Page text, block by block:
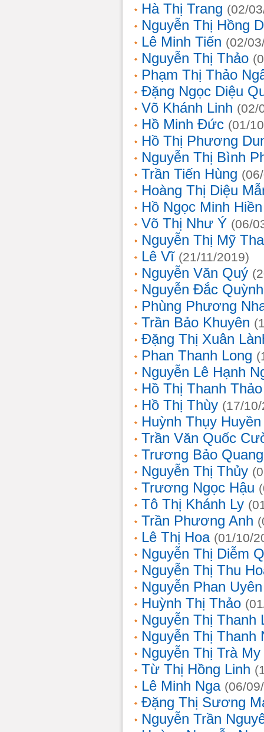
Hà Thị Trang (02/
Nguyễn Thị Hồng
Lê Minh Tiến (02/
Nguyễn Thị Thảo
Phạm Thị Thảo
Đặng Ngọc Diệu
Võ Khánh Linh (02/
Hồ Minh Đức (01/
Hồ Thị Phương
Nguyễn Thị Bình
Trần Tiến Hùng
Hoàng Thị Diệu
Hồ Ngọc Minh Hiền
Võ Thị Như Ý (06/
Nguyễn Thị Mỹ
Lê Vĩ (21/11/2019)
Nguyễn Văn Quý
Nguyễn Đắc
Phùng Phương
Trần Bảo Khuyên
Đặng Thị Xuân
Phan Thanh Long
Nguyễn Lê Hạnh
Hồ Thị Thanh Thảo
Hồ Thị Thùy (17/
Huỳnh Thụy
Trần Văn Quốc
Trương Bảo
Nguyễn Thị Thủy
Trương Ngọc Hậu
Tô Thị Khánh Ly
Trần Phương Anh
Lê Thị Hoa (01/10/
Nguyễn Thị Diễm
Nguyễn Thị Thu
Nguyễn Phan
Huỳnh Thị Thảo
Nguyễn Thị Thanh
Nguyễn Thị Thanh
Nguyễn Thị Trà My
Từ Thị Hồng Linh
Lê Minh Nga (06/
Đặng Thị Sương
Nguyễn Trần